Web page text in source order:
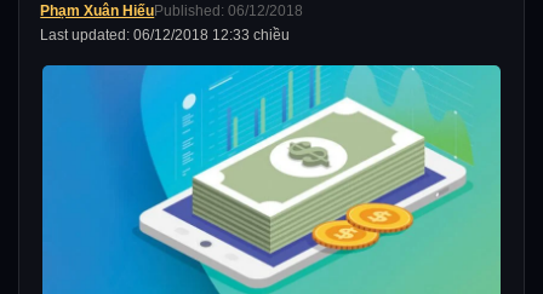
Last updated: 06/12/2018 12:33 chiều
Phạm Xuân HiếuPublished: 06/12/2018